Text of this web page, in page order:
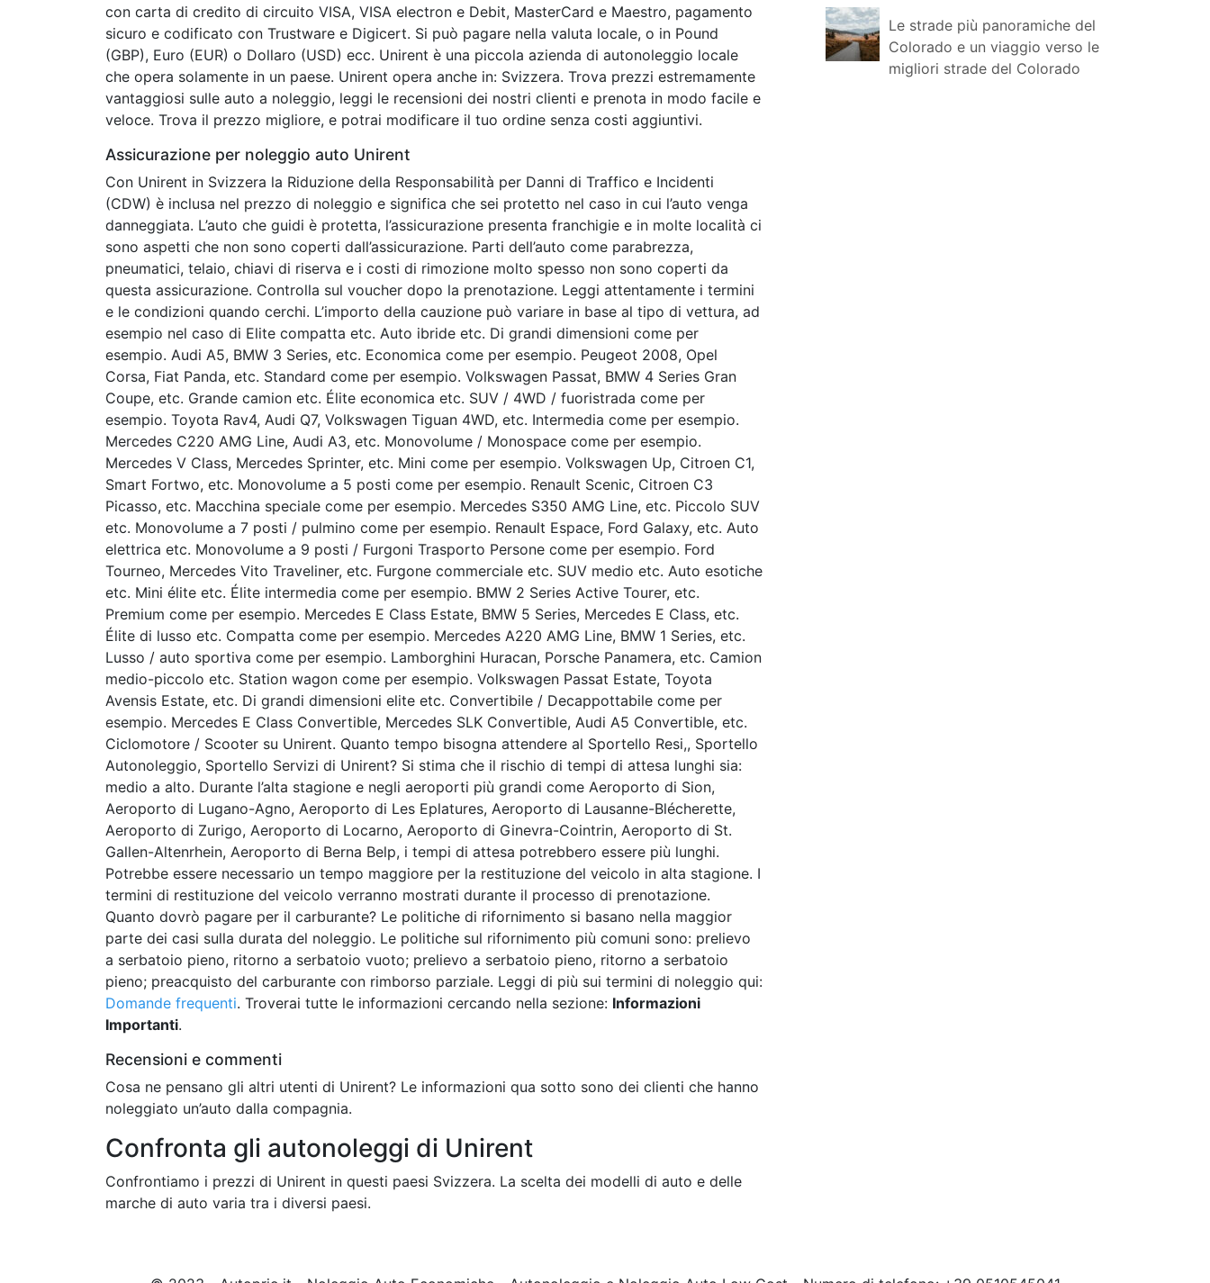
con carta di credito di circuito VISA, VISA electron e Debit, MasterCard e Maestro, pagamento
sicuro e codificato con Trustware e Digicert. Si può pagare nella valuta locale, o in Pound
(GBP), Euro (EUR) o Dollaro (USD) ecc. Unirent è una piccola azienda di autonoleggio locale
che opera solamente in un paese. Unirent opera anche in: Svizzera. Trova prezzi estremamente
vantaggiosi sulle auto a noleggio, leggi le recensioni dei nostri clienti e prenota in modo facile e
veloce. Trova il prezzo migliore, e potrai modificare il tuo ordine senza costi aggiuntivi.
Assicurazione per noleggio auto Unirent
Con Unirent in Svizzera la Riduzione della Responsabilità per Danni di Traffico e Incidenti
(CDW) è inclusa nel prezzo di noleggio e significa che sei protetto nel caso in cui l’auto venga
danneggiata. L’auto che guidi è protetta, l’assicurazione presenta franchigie e in molte località ci
sono aspetti che non sono coperti dall’assicurazione. Parti dell’auto come parabrezza,
pneumatici, telaio, chiavi di riserva e i costi di rimozione molto spesso non sono coperti da
questa assicurazione. Controlla sul voucher dopo la prenotazione. Leggi attentamente i termini
e le condizioni quando cerchi. L’importo della cauzione può variare in base al tipo di vettura, ad
esempio nel caso di Elite compatta etc. Auto ibride etc. Di grandi dimensioni come per
esempio. Audi A5, BMW 3 Series, etc. Economica come per esempio. Peugeot 2008, Opel
Corsa, Fiat Panda, etc. Standard come per esempio. Volkswagen Passat, BMW 4 Series Gran
Coupe, etc. Grande camion etc. Élite economica etc. SUV / 4WD / fuoristrada come per
esempio. Toyota Rav4, Audi Q7, Volkswagen Tiguan 4WD, etc. Intermedia come per esempio.
Mercedes C220 AMG Line, Audi A3, etc. Monovolume / Monospace come per esempio.
Mercedes V Class, Mercedes Sprinter, etc. Mini come per esempio. Volkswagen Up, Citroen C1,
Smart Fortwo, etc. Monovolume a 5 posti come per esempio. Renault Scenic, Citroen C3
Picasso, etc. Macchina speciale come per esempio. Mercedes S350 AMG Line, etc. Piccolo SUV
etc. Monovolume a 7 posti / pulmino come per esempio. Renault Espace, Ford Galaxy, etc. Auto
elettrica etc. Monovolume a 9 posti / Furgoni Trasporto Persone come per esempio. Ford
Tourneo, Mercedes Vito Traveliner, etc. Furgone commerciale etc. SUV medio etc. Auto esotiche
etc. Mini élite etc. Élite intermedia come per esempio. BMW 2 Series Active Tourer, etc.
Premium come per esempio. Mercedes E Class Estate, BMW 5 Series, Mercedes E Class, etc.
Élite di lusso etc. Compatta come per esempio. Mercedes A220 AMG Line, BMW 1 Series, etc.
Lusso / auto sportiva come per esempio. Lamborghini Huracan, Porsche Panamera, etc. Camion
medio-piccolo etc. Station wagon come per esempio. Volkswagen Passat Estate, Toyota
Avensis Estate, etc. Di grandi dimensioni elite etc. Convertibile / Decappottabile come per
esempio. Mercedes E Class Convertible, Mercedes SLK Convertible, Audi A5 Convertible, etc.
Ciclomotore / Scooter su Unirent. Quanto tempo bisogna attendere al Sportello Resi,, Sportello
Autonoleggio, Sportello Servizi di Unirent? Si stima che il rischio di tempi di attesa lunghi sia:
medio a alto. Durante l’alta stagione e negli aeroporti più grandi come Aeroporto di Sion,
Aeroporto di Lugano-Agno, Aeroporto di Les Eplatures, Aeroporto di Lausanne-Blécherette,
Aeroporto di Zurigo, Aeroporto di Locarno, Aeroporto di Ginevra-Cointrin, Aeroporto di St.
Gallen-Altenrhein, Aeroporto di Berna Belp, i tempi di attesa potrebbero essere più lunghi.
Potrebbe essere necessario un tempo maggiore per la restituzione del veicolo in alta stagione. I
termini di restituzione del veicolo verranno mostrati durante il processo di prenotazione.
Quanto dovrò pagare per il carburante? Le politiche di rifornimento si basano nella maggior
parte dei casi sulla durata del noleggio. Le politiche sul rifornimento più comuni sono: prelievo
a serbatoio pieno, ritorno a serbatoio vuoto; prelievo a serbatoio pieno, ritorno a serbatoio
pieno; preacquisto del carburante con rimborso parziale. Leggi di più sui termini di noleggio qui:
Domande frequenti. Troverai tutte le informazioni cercando nella sezione: Informazioni
Importanti.
Recensioni e commenti
Cosa ne pensano gli altri utenti di Unirent? Le informazioni qua sotto sono dei clienti che hanno
noleggiato un’auto dalla compagnia.
Confronta gli autonoleggi di Unirent
Confrontiamo i prezzi di Unirent in questi paesi Svizzera. La scelta dei modelli di auto e delle
marche di auto varia tra i diversi paesi.
Le strade più panoramiche del
Colorado e un viaggio verso le
migliori strade del Colorado